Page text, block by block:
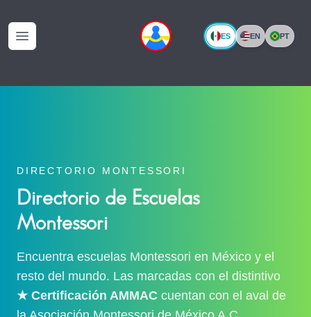
Abrir Menu
ES EN PT
DIRECTORIO MONTESSORI
Directorio de Escuelas
Montessori
Encuentra escuelas Montessori en México y el
resto del mundo. Las marcadas con el distintivo
★ Certificación AMMAC cuentan con el aval de